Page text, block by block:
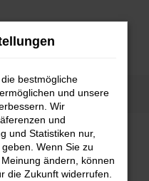
bestmögliche
und unsere
Wir
und
und Statistiken nur,
Wenn Sie zu
ändern, können
die Zukunft widerrufen.